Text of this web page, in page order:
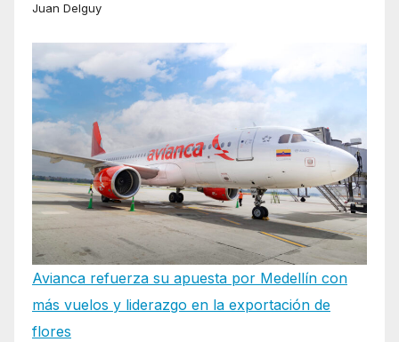
Juan Delguy
Avianca refuerza su apuesta por Medellín con
más vuelos y liderazgo en la exportación de
flores